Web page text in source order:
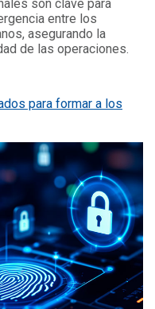
son clave para
entre los
asegurando la
de las operaciones.
para formar a los